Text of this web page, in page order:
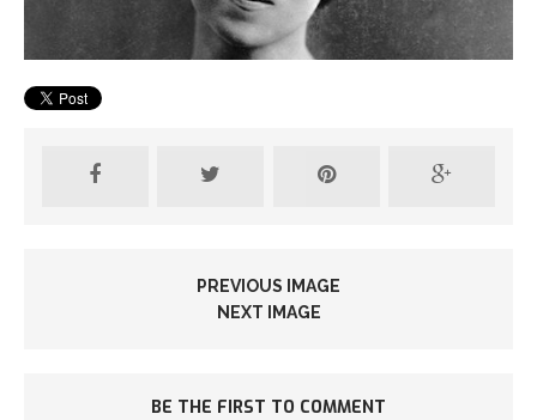
PREVIOUS IMAGE
NEXT IMAGE
BE THE FIRST TO COMMENT